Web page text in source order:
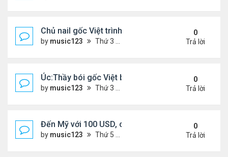
Chủ nail gốc Việt trình diện ICE, và bị trục xuất
by music123 Thứ 3 Tháng 11 18, 2025 5:25 pm
0
Trả lời
Úc:Thầy bói gốc Việt bị bắt vì lừa đảo 70 triệu USD
by music123 Thứ 3 Tháng 11 18, 2025 5:18 pm
0
Trả lời
Đến Mỹ với 100 USD, cô gái Việt sở hữu 3 nhà
by music123 Thứ 5 Tháng 11 13, 2025 2:48 pm
0
Trả lời